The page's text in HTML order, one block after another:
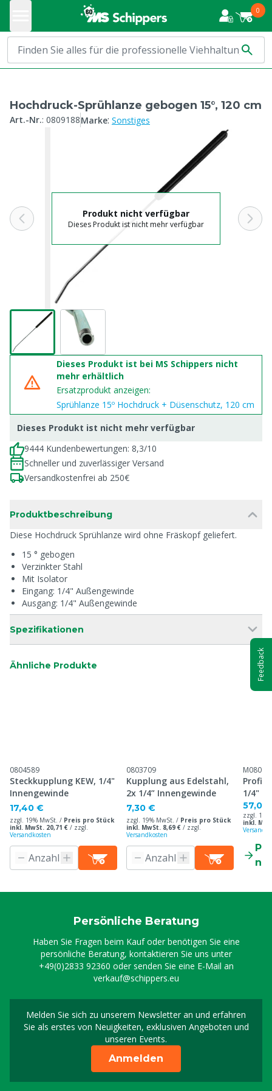
0
Hochdruck-Sprühlanze gebogen 15°, 120 cm
Art.-Nr.: 0809188Marke: Sonstiges
Produkt nicht verfügbar
Dieses Produkt ist nicht mehr verfügbar
Dieses Produkt ist bei MS Schippers nicht
mehr erhältlich
Ersatzprodukt anzeigen:
Sprühlanze 15º Hochdruck + Düsenschutz, 120 cm
Dieses Produkt ist nicht mehr verfügbar
9444 Kundenbewertungen: 8,3/10
Schneller und zuverlässiger Versand
Versandkostenfrei ab 250€
Produktbeschreibung
Diese Hochdruck Sprühlanze wird ohne Fräskopf geliefert.
15 ° gebogen
Verzinkter Stahl
Mit Isolator
Eingang: 1/4" Außengewinde
Ausgang: 1/4" Außengewinde
Spezifikationen
Ähnliche Produkte
0804589
Steckkupplung KEW, 1/4"
Innengewinde
17,40 €
zzgl. 19% MwSt. / Preis pro Stück
inkl. MwSt. 20,71 € / zzgl.
Versandkosten
0803709
Kupplung aus Edelstahl,
2x 1/4” Innengewinde
7,30 €
zzgl. 19% MwSt. / Preis pro Stück
inkl. MwSt. 8,69 € / zzgl.
Versandkosten
Profi
1/4"
57,00
zzgl.
inkl.
Persönliche Beratung
Haben Sie Fragen beim Kauf oder benötigen Sie eine
persönliche Beratung, kontaktieren Sie uns unter
+49(0)2833 92360 oder senden Sie eine E-Mail an
verkauf@schippers.eu
Melden Sie sich zu unserem Newsletter an und erfahren
Sie als erstes von Neuigkeiten, exklusiven Angeboten und
unseren Events.
Melden Sie sich für
Anmelden
Feedback